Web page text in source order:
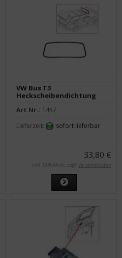
VW Bus T3
Heckscheibendichtung
Art.Nr.: 1457
Lieferzeit:
sofort lieferbar
33,80 €
inkl. 19 % MwSt. zzgl. Versandkosten